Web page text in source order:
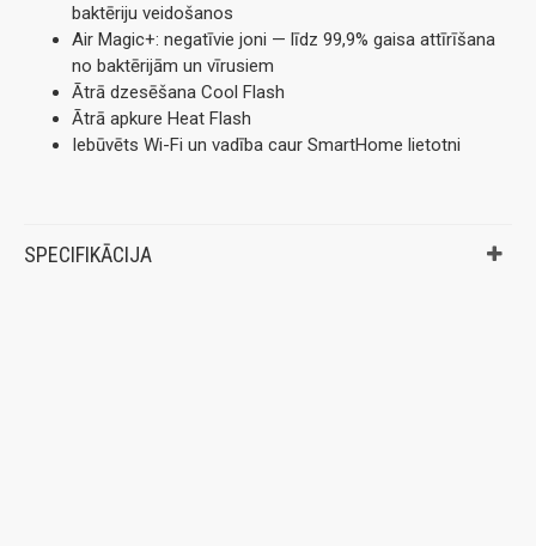
baktēriju veidošanos
Air Magic+: negatīvie joni — līdz 99,9% gaisa attīrīšana
no baktērijām un vīrusiem
Ātrā dzesēšana Cool Flash
Ātrā apkure Heat Flash
Iebūvēts Wi-Fi un vadība caur SmartHome lietotni
SPECIFIKĀCIJA